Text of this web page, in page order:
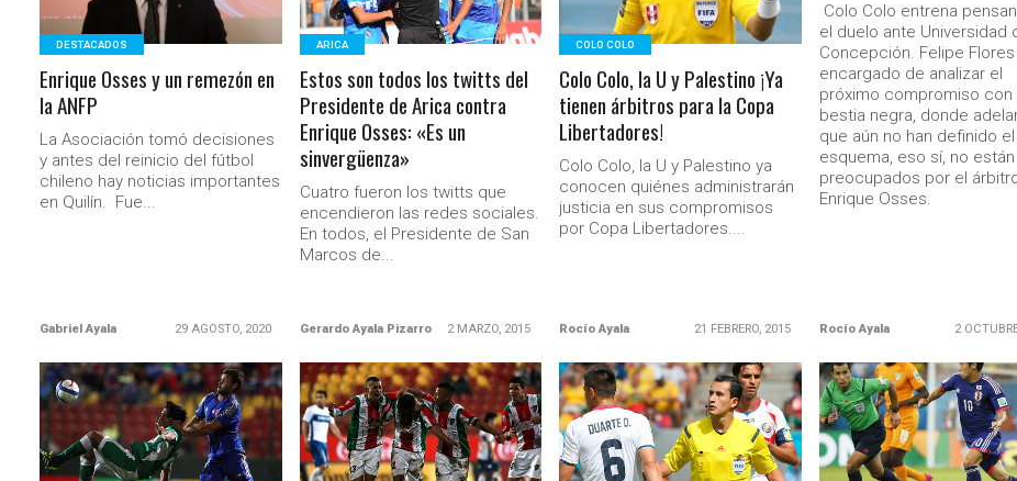
DESTACADOS
Enrique Osses y un remezón en
la ANFP
La Asociación tomó decisiones
y antes del reinicio del fútbol
chileno hay noticias importantes
en Quilín. Fue...
Gabriel Ayala 29 AGOSTO, 2020
ARICA
Estos son todos los twitts del
Presidente de Arica contra
Enrique Osses: «Es un
sinvergüenza»
Cuatro fueron los twitts que
encendieron las redes sociales.
En todos, el Presidente de San
Marcos de...
Gerardo Ayala Pizarro 2 MARZO, 2015
COLO COLO
Colo Colo, la U y Palestino ¡Ya
tienen árbitros para la Copa
Libertadores!
Colo Colo, la U y Palestino ya
conocen quiénes administrarán
justicia en sus compromisos
por Copa Libertadores....
Rocío Ayala 21 FEBRERO, 2015
Colo Colo entrena
el duelo ante Universidad
Concepción. Felipe
encargado de analizar el
próximo compromiso con
bestia negra, donde
que aún no han definido el
esquema, eso sí, no están
preocupados por el
Enrique Osses.
Rocío Ayala 2
LEER MÁS LEER MÁS LEER MÁS LEER MÁS
Ministerio Secretaría General de